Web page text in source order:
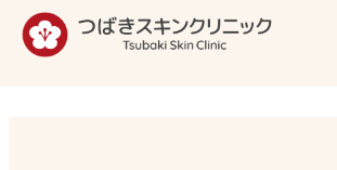
内
容